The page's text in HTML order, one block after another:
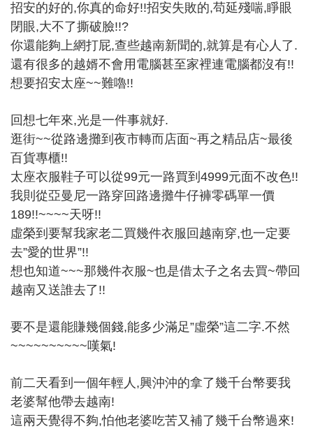
招安的好的,你真的命好!!招安失敗的,苟延殘喘,睜眼
閉眼,大不了撕破臉!!?
你還能夠上網打屁,查些越南新聞的,就算是有心人了.
還有很多的越婿不會用電腦甚至家裡連電腦都沒有!!
想要招安太座~~難嚕!!
回想七年來,光是一件事就好.
逛街~~從路邊攤到夜市轉而店面~再之精品店~最後
百貨專櫃!!
太座衣服鞋子可以從99元一路買到4999元面不改色!!
我則從亞曼尼一路穿回路邊攤牛仔褲零碼單一價
189!!~~~~天呀!!
虛榮到要幫我家老二買幾件衣服回越南穿,也一定要
去”愛的世界”!!
想也知道~~~那幾件衣服~也是借太子之名去買~帶回
越南又送誰去了!!
要不是還能賺幾個錢,能多少滿足”虛榮”這二字.不然
~~~~~~~~~~嘆氣!
前二天看到一個年輕人,興沖沖的拿了幾千台幣要我
老婆幫他帶去越南!
這兩天覺得不夠,怕他老婆吃苦又補了幾千台幣過來!